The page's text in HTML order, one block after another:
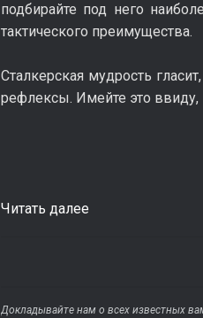
подбирайте под него
тактического преимущества.
Сталкерская мудрость
рефлексы. Имейте это
Читать далее
Докладывайте нам о всех известных